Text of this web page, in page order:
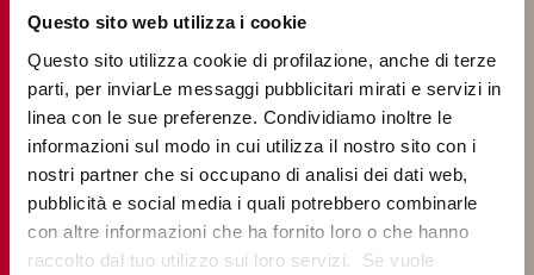
Questo sito web utilizza i cookie
Questo sito utilizza cookie di profilazione, anche di terze
parti, per inviarLe messaggi pubblicitari mirati e servizi in
linea con le sue preferenze. Condividiamo inoltre le
informazioni sul modo in cui utilizza il nostro sito con i
nostri partner che si occupano di analisi dei dati web,
pubblicità e social media i quali potrebbero combinarle
con altre informazioni che ha fornito loro o che hanno
raccolto dal tuo utilizzo sui loro servizi. Se vuole
Concrete look tiles
Stone look tiles
ENVIRONMENTS
Bathroom tiles